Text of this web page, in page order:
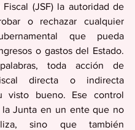
Fiscal (JSF) la autoridad de
o rechazar cualquier
que pueda
o gastos del Estado.
toda acción de
directa o indirecta
visto bueno. Ese control
Junta en un ente que no
sino que también